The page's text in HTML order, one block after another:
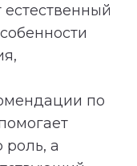
по
роль, а